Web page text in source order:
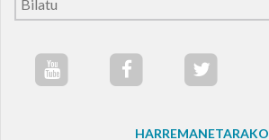
HARREMANETARAKO